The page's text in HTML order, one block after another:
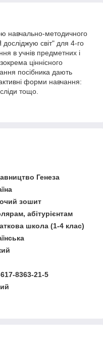
навчально-методичного
досліджую світ" для 4-го
в учнів предметних і
ціннісного
посібника дають
форми навчання:
тощо.
Генеза
зошит
абітурієнтам
школа (1-4 клас)
8363-21-5